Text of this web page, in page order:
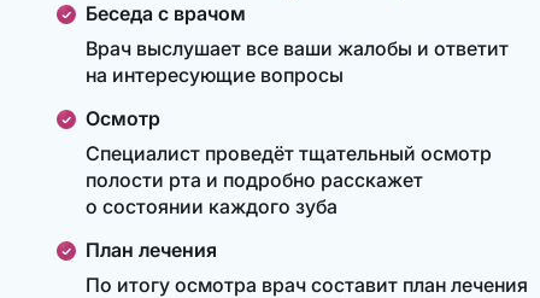
Беседа с врачом
Врач выслушает все ваши жалобы и ответит
на интересующие вопросы
Осмотр
Специалист проведёт тщательный осмотр
полости рта и подробно расскажет
о состоянии каждого зуба
План лечения
По итогу осмотра врач составит план лечения